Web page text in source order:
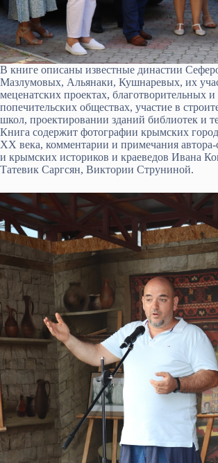
В книге описаны известные династии
Мазлумовых, Альянаки, Кушнаревых, их
меценатских проектах, благотворительных и
попечительских обществах, участие в
школ, проектировании зданий библиотек и
Книга содержит фотографии крымских
XX века, комментарии и примечания автора-
и крымских историков и краеведов Ивана
Татевик Саргсян, Виктории Струниной.